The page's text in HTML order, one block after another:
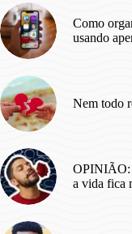
Como
usando
Nem todo
OPINIÃO:
a vida fica